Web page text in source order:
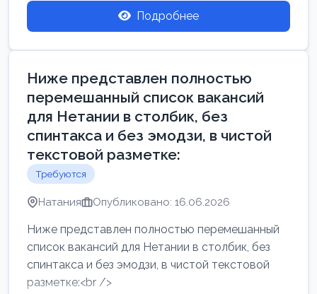
Подробнее
Ниже представлен полностью
перемешанный список вакансий
для Нетании в столбик, без
спинтакса и без эмодзи, в чистой
текстовой разметке:
Требуются
Натания Опубликовано: 16.06.2026
Ниже представлен полностью перемешанный
список вакансий для Нетании в столбик, без
спинтакса и без эмодзи, в чистой текстовой
разметке:<br />